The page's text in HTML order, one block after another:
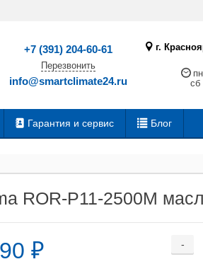
+7 (391) 204-60-61
Перезвонить
info@smartclimate24.ru
г.
сб
Гарантия и сервис Блог
ROR-P11-2500M
-
₽